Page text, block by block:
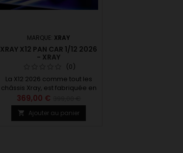
MARQUE: XRAY
XRAY X12 PAN CAR 1/12 2026
- XRAY
(0)
La X12 2026 comme tout les
châssis Xray, est fabriquée en
Europe De l'acier à ressort
HUDY™ unique à l'aluminium
suisse 7075 T6 le plus résistant
au monde, en passant par les
369,00 €
 Ajouter au panier